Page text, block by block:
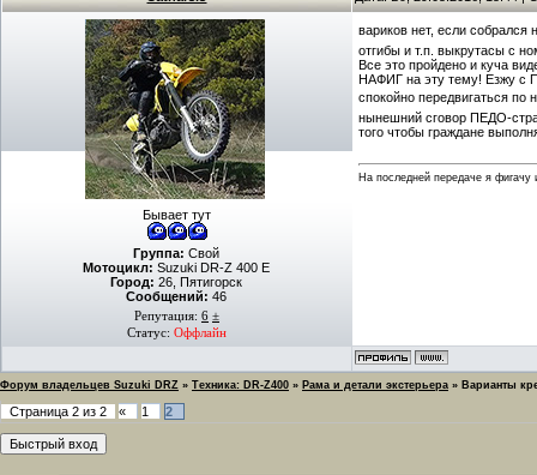
Бывает тут
Группа: Свой
Мотоцикл: Suzuki DR-Z 400 E
Город: 26, Пятигорск
Сообщений: 46
Репутация: 6 ±
Статус: Оффлайн
вариков нет, если
отгибы и т.п. выкрутасы с
Все это пройдено и куча
НАФИГ на эту тему! Езжу с
спокойно передвигаться
нынешний сговор ПЕДО-
того чтобы граждане
На последней передаче я фигачу
Форум владельцев Suzuki DRZ » Техника: DR-Z400 » Рама и детали экстерьера » Варианты
Страница 2 из 2 « 1 2